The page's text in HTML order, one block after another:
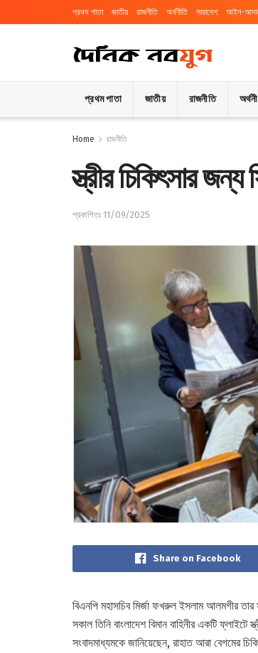
প্রথম পাতা জাতীয় রাজনীতি অর্থনীতি সারাদেশ আইন-
প্রথম পাতা জাতীয় রাজনীতি
Home রাজনীতি
স্ত্রীর চিকিৎসার জন্য
প্রকাশিতঃ 11/09/2025
Share on Facebook
বিএনপি মহাসচিব মির্জা ফখরুল ইসলাম আলমগীর তার
সকাল তিনি বাংলাদেশ বিমান বাহিনীর একটি ফ্লাইটে
সংবাদমাধ্যমকে জানিয়েছেন, রাহাত আরা বেগমের